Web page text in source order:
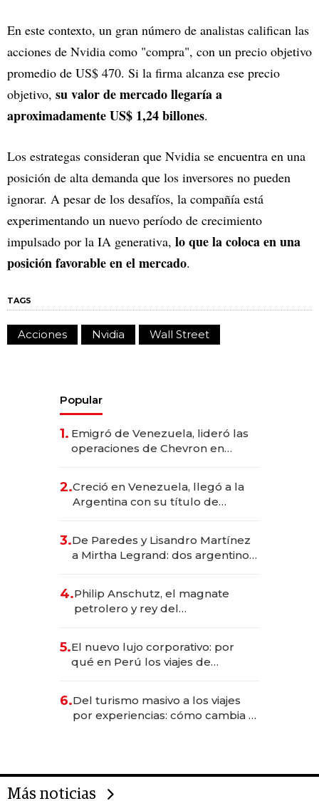
En este contexto, un gran número de analistas califican las
acciones de Nvidia como "compra", con un precio objetivo
promedio de US$ 470. Si la firma alcanza ese precio
objetivo, su valor de mercado llegaría a
aproximadamente US$ 1,24 billones.
Los estrategas consideran que Nvidia se encuentra en una
posición de alta demanda que los inversores no pueden
ignorar. A pesar de los desafíos, la compañía está
experimentando un nuevo período de crecimiento
impulsado por la IA generativa, lo que la coloca en una
posición favorable en el mercado.
TAGS
Acciones Nvidia Wall Street
Popular
1. Emigró de Venezuela, lideró las
operaciones de Chevron en
2.Creció en Venezuela, llegó a la
Argentina con su título de
las marcas "fast premium"
3.De Paredes y Lisandro Martínez
a Mirtha Legrand: dos argentinos
4.Philip Anschutz, el magnate
petrolero y rey del
Fénix
5.El nuevo lujo corporativo: por
qué en Perú los viajes de
transformadoras
6.Del turismo masivo a los viajes
por experiencias: cómo cambia el
Más noticias